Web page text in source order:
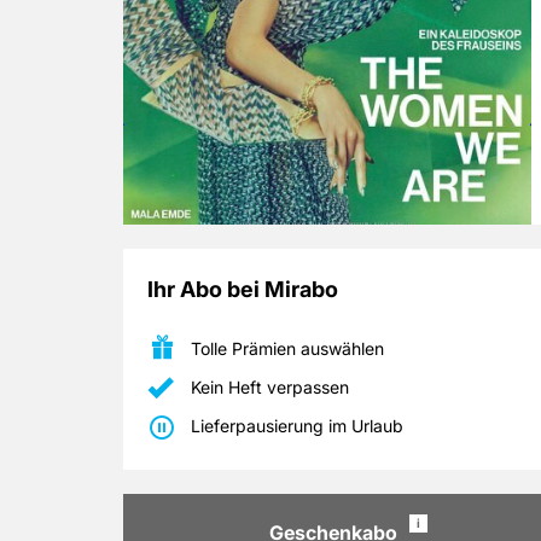
Ihr Abo bei Mirabo
Tolle Prämien auswählen
Kein Heft verpassen
Lieferpausierung im Urlaub
Geschenkabo i